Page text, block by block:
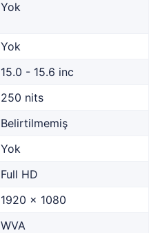
Yok
Yok
15.0 - 15.6 inc
250 nits
Belirtilmemiş
Yok
Full HD
1920 x 1080
WVA